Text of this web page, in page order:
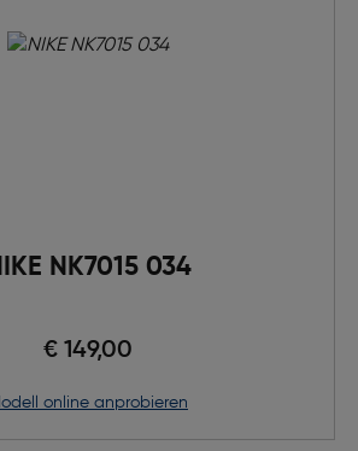
NIKE NK7015 034
€ 149,00
Modell online anprobieren